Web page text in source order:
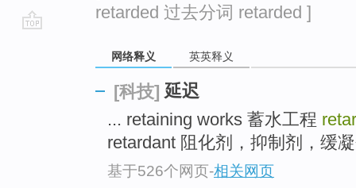
retarded 过去分词 retarded ]
网络释义 英英释义
[科技] 延迟
... retaining works 蓄水工程
retardant 阻化剂，抑制剂，缓
基于526个网页-相关网页